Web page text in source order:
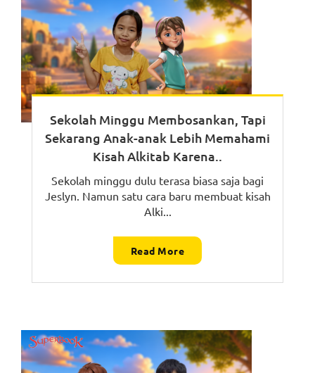
Sekolah Minggu Membosankan, Tapi
Sekarang Anak-anak Lebih Memahami
Kisah Alkitab Karena..
Sekolah minggu dulu terasa biasa saja bagi
Jeslyn. Namun satu cara baru membuat kisah
Alki...
Read More